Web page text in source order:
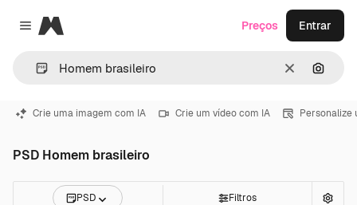
Close menu
Magnific
Limpar
Preços Entrar
Crie uma imagem com IA Crie um vídeo com IA Personalize
PSD Homem brasileiro
PSD Filtros